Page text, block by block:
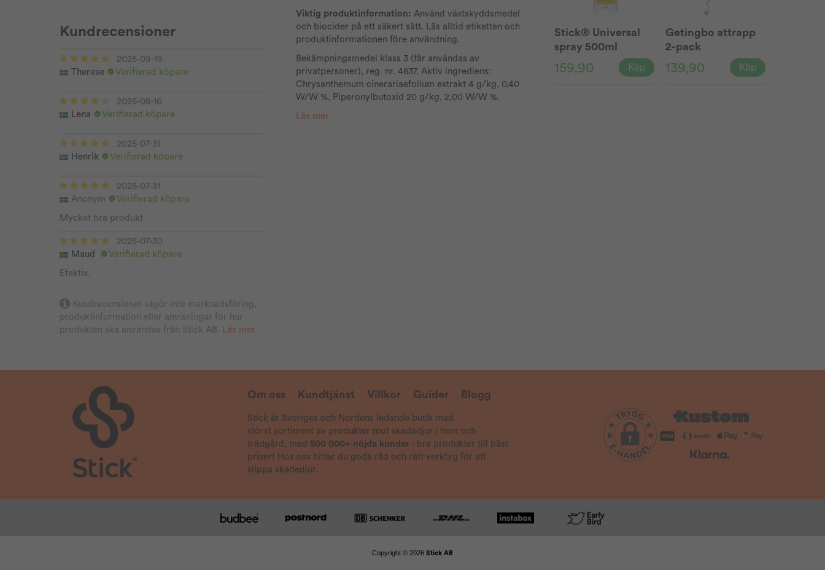
Viktig produktinformation: Använd växtskyddsmedel
och biocider på ett säkert sätt. Läs alltid etiketten och
produktinformationen före användning.
Bekämpningsmedel klass 3 (får användas av
privatpersoner), reg. nr. 4837. Aktiv ingrediens:
Chrysanthemum cinerariaefolium extrakt 4 g/kg, 0,40
W/W %, Piperonylbutoxid 20 g/kg, 2,00 W/W %.
Läs mer
Kundrecensioner
2025-09-19
Therese
Verifierad köpare
2025-08-16
Lena
Verifierad köpare
2025-07-31
Henrik
Verifierad köpare
2025-07-31
Anonym
Verifierad köpare
Mycket bra produkt
2025-07-30
Maud
Verifierad köpare
Efektiv.
Jan Erik
Verifierad köpare
Anonym
Mycket effektiv spray. Bra att det var så hårt
tryck i tuben, detta gjorde att man kunde hålls
sig en bit från getingarna och ändå få effekt.
2025-07-20
Anders
Verifierad köpare
Kundrecensioner utgör inte marknadsföring,
produktinformation eller anvisningar för hur
produkten ska användas från Stick AB.
Läs mer
Stick® Universal
spray 500ml
159,90 Köp
Getingbo attrapp
2-pack
139,90 Köp
Om oss Kundtjänst Villkor Guider Blogg
Stick är Sveriges och Nordens ledande butik med
störst sortiment av produkter mot skadedjur i hem och
trädgård, med 500 000+ nöjda kunder- bra produkter till bäst
priser! Hos oss hittar du goda råd och rätt verktyg för att
slippa skadedjur.
Copyright © 2026 Stick AB